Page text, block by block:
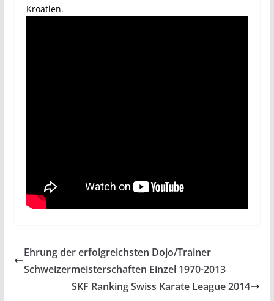
Kroatien.
Ehrung der erfolgreichsten Dojo/Trainer
Schweizermeisterschaften Einzel 1970-2013
SKF Ranking Swiss Karate League 2014